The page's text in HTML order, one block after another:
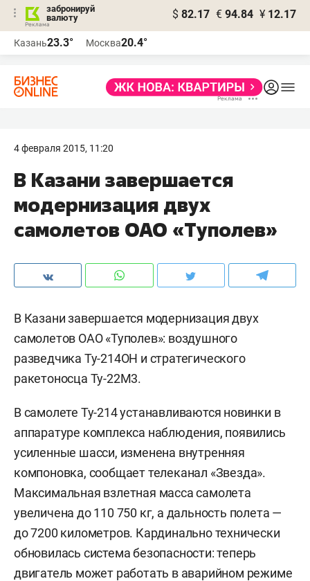
забронируй
валюту
$ 82.17 € 94.84 ¥ 12.17
Казань23.3° Москва20.4°
4 февраля 2015, 11:20
В Казани завершается
модернизация двух
самолетов ОАО «Туполев»
В Казани завершается модернизация двух
самолетов ОАО «Туполев»: воздушного
разведчика Ту-214ОН и стратегического
ракетоносца Ту-22М3.
В самолете Ту-214 устанавливаются новинки в
аппаратуре комплекса наблюдения, появились
усиленные шасси, изменена внутренняя
компоновка, сообщает телеканал «Звезда».
Максимальная взлетная масса самолета
увеличена до 110 750 кг, а дальность полета —
до 7200 километров. Кардинально технически
обновилась система безопасности: теперь
двигатель может работать в аварийном режиме